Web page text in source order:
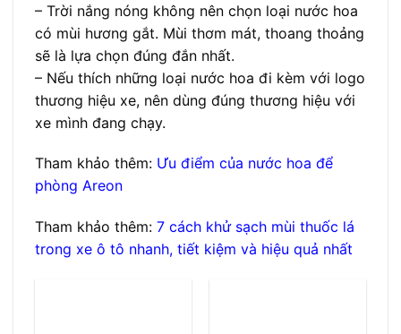
– Trời nắng nóng không nên chọn loại nước hoa
có mùi hương gắt. Mùi thơm mát, thoang thoảng
sẽ là lựa chọn đúng đắn nhất.
– Nếu thích những loại nước hoa đi kèm với logo
thương hiệu xe, nên dùng đúng thương hiệu với
xe mình đang chạy.
Tham khảo thêm: Ưu điểm của nước hoa để
phòng Areon
Tham khảo thêm: 7 cách khử sạch mùi thuốc lá
trong xe ô tô nhanh, tiết kiệm và hiệu quả nhất